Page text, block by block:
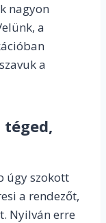
nagyon
a
a
úgy szokott
a rendezőt,
Nyilván erre